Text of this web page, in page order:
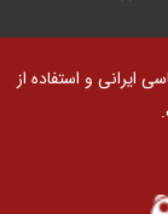
ایرانی و استفاده از